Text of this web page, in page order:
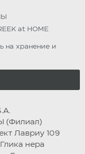
at HOME
на хранение и
(Филиал)
Лавриу 109
нера